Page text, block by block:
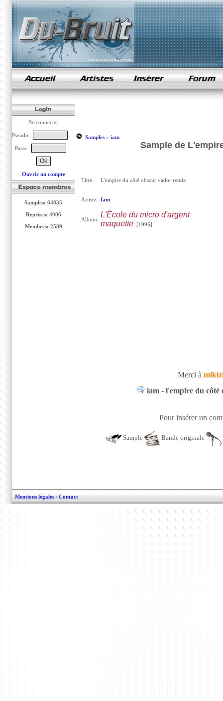
samples de rap
Se connecter
Pseudo :
Passe :
Ouvrir un compte
Samples: 64835
Reprises: 4006
Membres: 2589
Samples» iam
Sample de
Titre: L'empire du côté obscur vador remix
Artiste: Iam
Album:
L'École du micro d'argent
maquette[1996]
Merci à
iam - l'empire du côté
Pour insérer un
Sample Bande originale
Mentions légales / Contact